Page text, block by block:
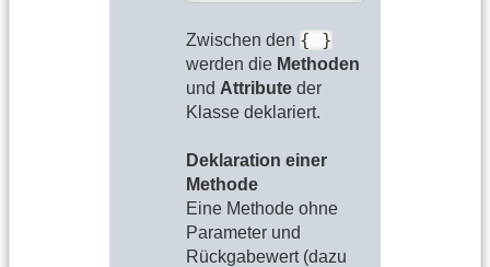
Zwischen den { }
werden die Methoden
und Attributeder
Klasse deklariert.
Deklaration einer
Methode
Eine Methode ohne
Parameter und
Rückgabewert (dazu